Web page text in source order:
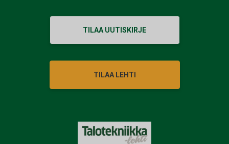
TILAA UUTISKIRJE
TILAA LEHTI